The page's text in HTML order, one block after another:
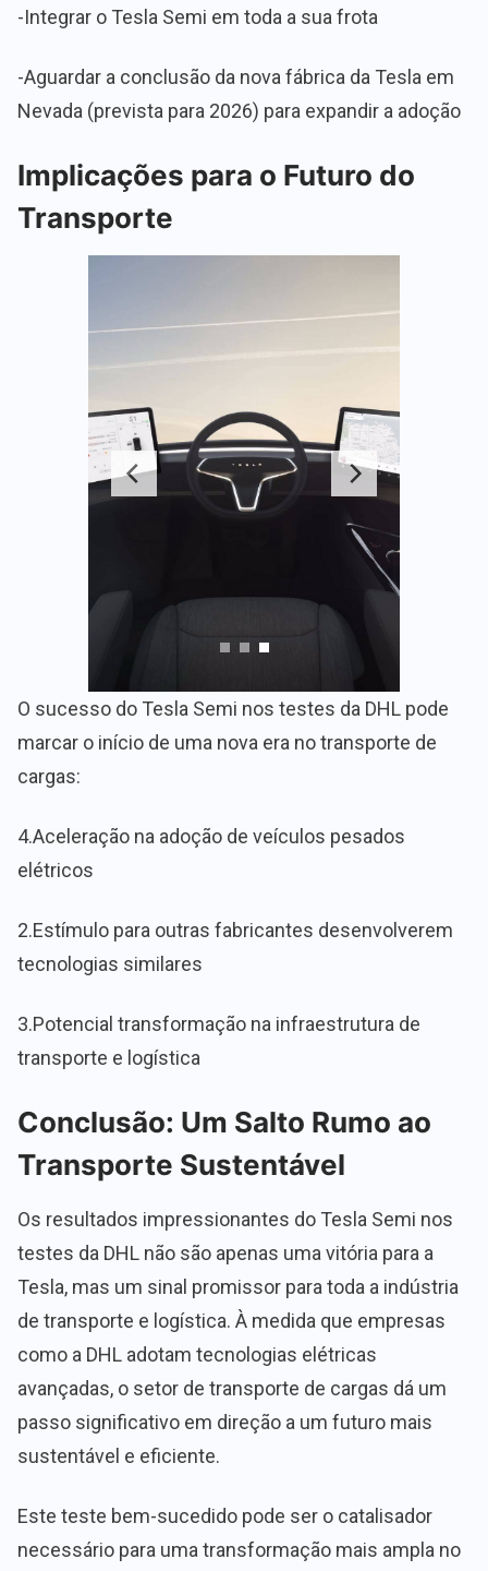
-Integrar o Tesla Semi em toda a sua frota
-Aguardar a conclusão da nova fábrica da Tesla em
Nevada (prevista para 2026) para expandir a adoção
Implicações para o Futuro do
Transporte
O sucesso do Tesla Semi nos testes da DHL pode
marcar o início de uma nova era no transporte de
cargas:
4.Aceleração na adoção de veículos pesados
elétricos
2.Estímulo para outras fabricantes desenvolverem
tecnologias similares
3.Potencial transformação na infraestrutura de
transporte e logística
Conclusão: Um Salto Rumo ao
Transporte Sustentável
Os resultados impressionantes do Tesla Semi nos
testes da DHL não são apenas uma vitória para a
Tesla, mas um sinal promissor para toda a indústria
de transporte e logística. À medida que empresas
como a DHL adotam tecnologias elétricas
avançadas, o setor de transporte de cargas dá um
passo significativo em direção a um futuro mais
sustentável e eficiente.
Este teste bem-sucedido pode ser o catalisador
necessário para uma transformação mais ampla no